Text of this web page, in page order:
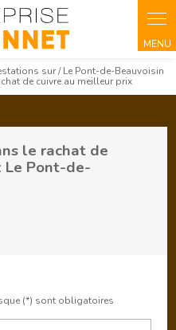
sur / Le Pont-de-Beauvoisin
de cuivre au meilleur prix
le rachat de
Le Pont-de-
(*) sont obligatoires